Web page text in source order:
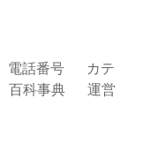
電話番号
カテ
百科事典
運営